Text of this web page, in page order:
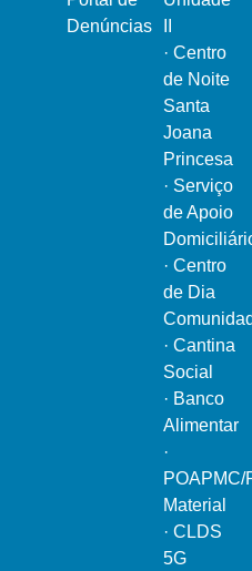
Denúncias
· Centro
de Noite
Santa
Joana
Princesa
· Serviço
de Apoio
· Centro
de Dia
· Cantina
Social
· Banco
Alimentar
·
POAPMC/
Material
· CLDS
5G